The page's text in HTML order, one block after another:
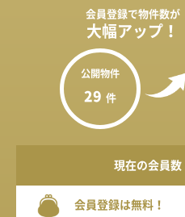
会員登録で物件数が
大幅アップ！
公開物件
29 件
現在の会員数
会員登録は無料！